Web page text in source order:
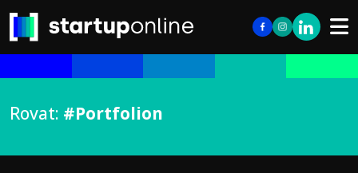
Rovat: #Portfolion